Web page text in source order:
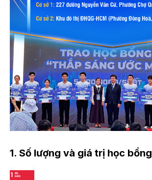
1. Số lượng và giá trị học bổng